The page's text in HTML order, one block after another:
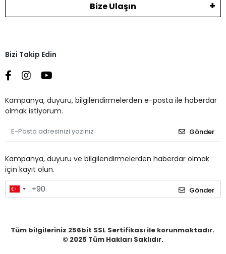
Bize Ulaşın
Bizi Takip Edin
Kampanya, duyuru, bilgilendirmelerden e-posta ile haberdar
olmak istiyorum.
Gönder
Kampanya, duyuru ve bilgilendirmelerden haberdar olmak
için kayıt olun.
Gönder
Tüm bilgileriniz 256bit SSL Sertifikası ile korunmaktadır.
© 2025 Tüm Hakları Saklıdır.